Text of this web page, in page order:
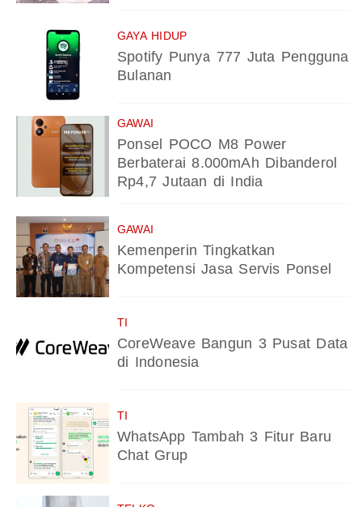
GAYA HIDUP
Spotify Punya 777 Juta Pengguna
Bulanan
GAWAI
Ponsel POCO M8 Power
Berbaterai 8.000mAh Dibanderol
Rp4,7 Jutaan di India
GAWAI
Kemenperin Tingkatkan
Kompetensi Jasa Servis Ponsel
TI
CoreWeave Bangun 3 Pusat Data
di Indonesia
TI
WhatsApp Tambah 3 Fitur Baru
Chat Grup